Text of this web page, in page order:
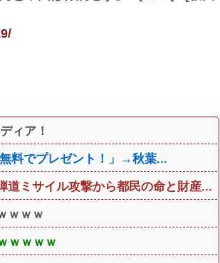
ィア！
料でプレゼント！」→秋葉...
ミサイル攻撃から都民の命と財産...
ｗｗｗ
ｗｗｗｗ